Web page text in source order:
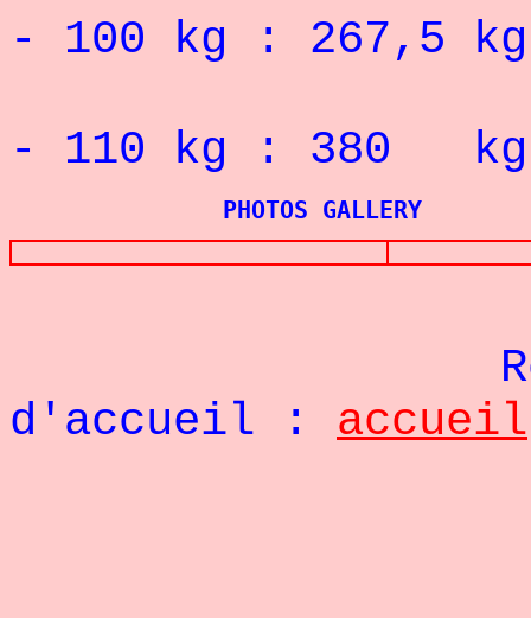
- 100 kg : 267,5
- 110 kg : 380
PHOTOS GALLERY
d'accueil : accueil